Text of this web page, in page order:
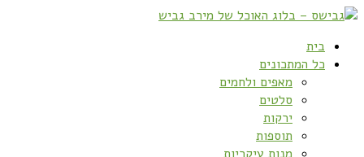
בית
כל המתכונים
מאפים ולחמים
סלטים
ירקות
תוספות